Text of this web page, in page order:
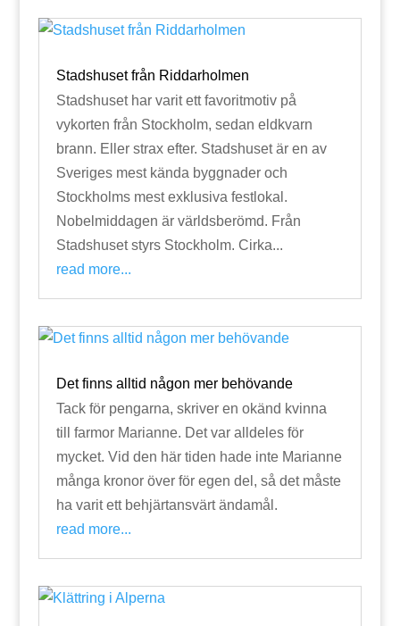
Stadshuset från Riddarholmen
Stadshuset har varit ett favoritmotiv på
vykorten från Stockholm, sedan eldkvarn
brann. Eller strax efter. Stadshuset är en av
Sveriges mest kända byggnader och
Stockholms mest exklusiva festlokal.
Nobelmiddagen är världsberömd. Från
Stadshuset styrs Stockholm. Cirka...
read more...
Det finns alltid någon mer behövande
Tack för pengarna, skriver en okänd kvinna
till farmor Marianne. Det var alldeles för
mycket. Vid den här tiden hade inte Marianne
många kronor över för egen del, så det måste
ha varit ett behjärtansvärt ändamål.
read more...